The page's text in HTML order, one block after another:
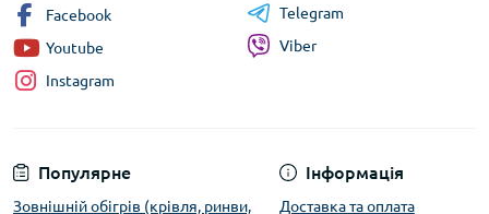
Популярне
Зовнішній обігрів (крівля, ринви,
Інформація
Доставка та оплата
Facebook
Youtube
Instagram
Telegram
Viber